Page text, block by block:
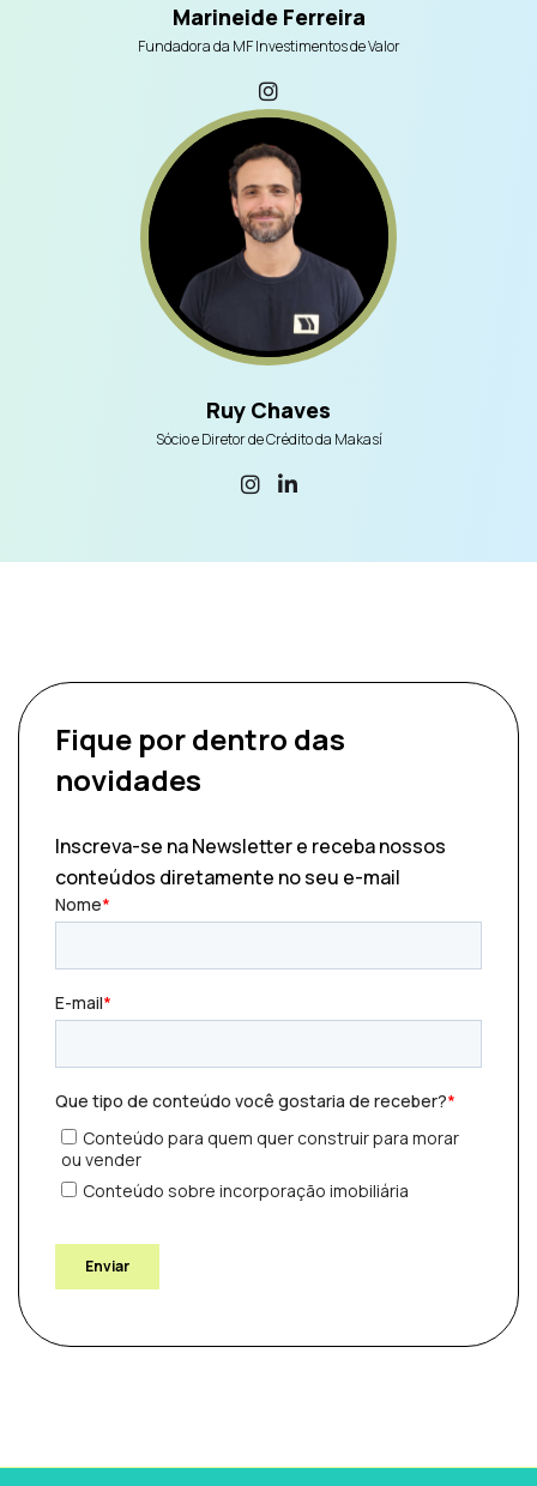
Marineide Ferreira
Fundadora da MF Investimentos de Valor
Ruy Chaves
Sócio e Diretor de Crédito da Makasí
Fique por dentro das
novidades
Inscreva-se na Newsletter e receba nossos
conteúdos diretamente no seu e-mail